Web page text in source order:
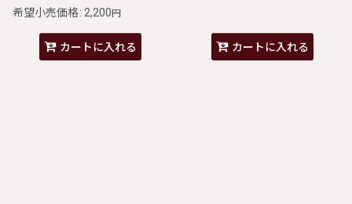
希望小売価格: 2,200円
カートに入れる カートに入れる